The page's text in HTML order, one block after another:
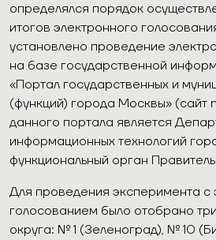
определялся порядок
итогов электронного
установлено проведение
на базе государственной
«Портал государственных и
(функций) города Москвы»
данного портала является
информационных технологий
функциональный орган
Для проведения эксперимента с
голосованием было отобрано
округа: № 1 (Зеленоград), № 10